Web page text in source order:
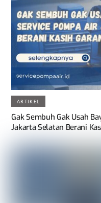
ARTIKEL
Gak Sembuh Gak Usah
Jakarta Selatan Berani